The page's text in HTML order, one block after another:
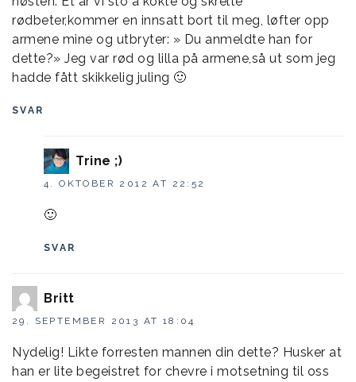
rødbeter,kommer en innsatt bort til meg, løfter opp
armene mine og utbryter: » Du anmeldte han for
dette?» Jeg var rød og lilla på armene,så ut som jeg
hadde fått skikkelig juling 🙂
SVAR
Trine ;)
4. OKTOBER 2012 AT 22:52
🙂
SVAR
Britt
29. SEPTEMBER 2013 AT 18:04
Nydelig! Likte forresten mannen din dette? Husker at
han er lite begeistret for chevre i motsetning til oss